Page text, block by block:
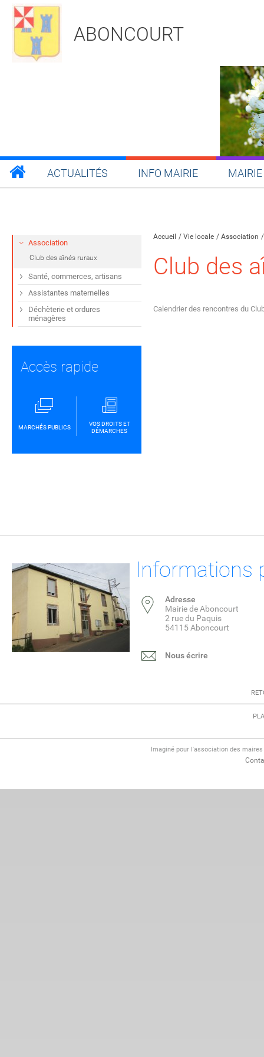
ABONCOURT
ACTUALITÉS INFO MAIRIE MAIRIE
Accueil Vie locale Association
Club des
Calendrier des rencontres du
Association
Club des aînés ruraux
Santé, commerces, artisans
Assistantes maternelles
Déchèterie et ordures
ménagères
Accès rapide
MARCHÉS PUBLICS
VOS DROITS ET
DÉMARCHES
Informations
Adresse
Mairie de Aboncourt
2 rue du Paquis
54115 Aboncourt
Nous écrire
Imaginé pour l'association des